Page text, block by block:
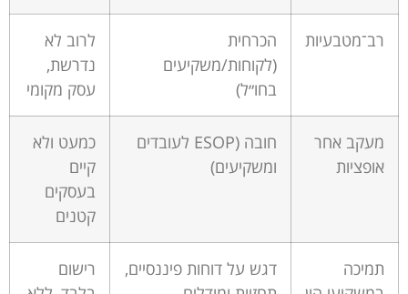
רב־מטבעיות
הכרחית
(לקוחות/משקיעים
בחו״ל)
לרוב לא
נדרשת,
עסק מקומי
מעקב אחר
אופציות
חובה (ESOP לעובדים
ומשקיעים)
כמעט ולא
קיים
בעסקים
קטנים
תמיכה
דגש על דוחות פיננסיים,
רישום